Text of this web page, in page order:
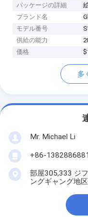
パッケージの詳細
ブランド名
モデル番号
供給の能力
価格
多
Mr. Michael Li
+86-
部屋305,333 ジ
ングギャング地